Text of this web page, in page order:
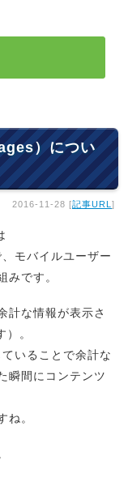
）につい
2016-11-28 [記事URL ]
モバイルユーザー
みです。
計な情報が表示さ
。
いることで余計な
瞬間にコンテンツ
ね。